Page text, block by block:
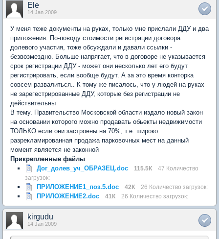
Ele
14 Jan 2009
У меня теже документы на руках, только мне прислали ДДУ и два
приложения. По-поводу стоимости регистрации договора
долевого участия, тоже обсуждали и давали ссылки -
безвозмездно. Больше напрягает, что в договоре не указывается
срок регистрации ДДУ - может они несколько лет его будут
регистрировать, если вообще будут. А за это время конторка
совсем развалиться.. К тому же писалось, что у людей на руках
не зарегестрированные ДДУ, которые без регистрации не
действительны
В тему. Правительство Московской области издало новый закон
на основании которого можно продавать обьекты недвижимости
ТОЛЬКО если они застроены на 70%, т.е. широко
разрекламированная продажа парковочных мест на данный
момент является не законной
Прикрепленные файлы
Дог_долев_уч_ОБРАЗЕЦ.doc
115.5К
47 Количество
загрузок:
ПРИЛОЖЕНИЕ1_поз.5.doc 42К 26 Количество загрузок:
ПРИЛОЖЕНИЕ2.doc 41К 26 Количество загрузок:
kirgudu
14 Jan 2009